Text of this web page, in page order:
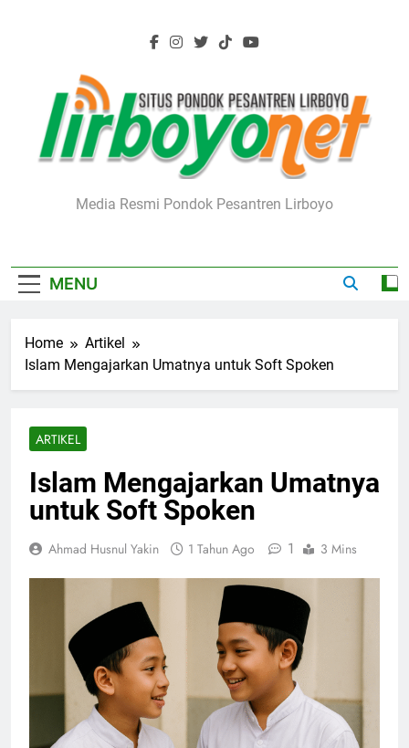
Lirboyo.net
Media Resmi Pondok Pesantren Lirboyo
MENU
Home
Artikel
Islam Mengajarkan Umatnya untuk Soft Spoken
ARTIKEL
Islam Mengajarkan Umatnya
untuk Soft Spoken
Ahmad Husnul Yakin 1 Tahun Ago 1 3 Mins